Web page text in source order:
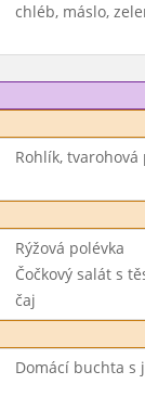
chléb, máslo,
Rohlík,
Rýžová polévka
Čočkový salát s
čaj
Domácí buchta s